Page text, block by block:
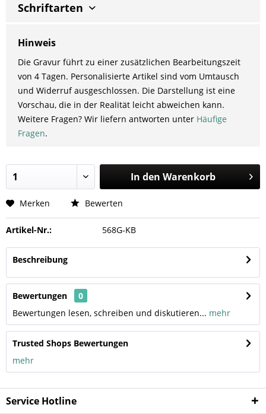
Schriftarten
Hinweis
Die Gravur führt zu einer zusätzlichen Bearbeitungszeit
von 4 Tagen. Personalisierte Artikel sind vom Umtausch
und Widerruf ausgeschlossen. Die Darstellung ist eine
Vorschau, die in der Realität leicht abweichen kann.
Weitere Fragen? Wir liefern antworten unter Häufige
Fragen.
In den Warenkorb
Merken Bewerten
Artikel-Nr.: 568G-KB
Beschreibung
Bewertungen
0
Bewertungen lesen, schreiben und diskutieren... mehr
Trusted Shops Bewertungen
mehr
Service Hotline